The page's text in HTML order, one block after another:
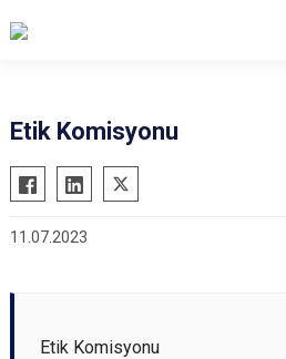
Etik Komisyonu
11.07.2023
Etik Komisyonu